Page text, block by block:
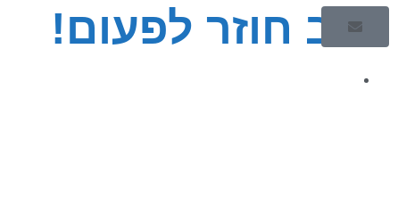
הלב חוזר לפעום!